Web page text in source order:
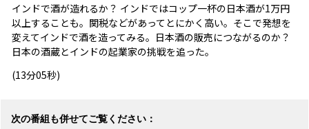
インドで酒が造れるか？ インドではコップ一杯の日本酒が1万円
以上することも。関税などがあってとにかく高い。そこで発想を
変えてインドで酒を造ってみる。日本酒の販売につながるのか？
日本の酒蔵とインドの起業家の挑戦を追った。
(13分05秒)
次の番組も併せてご覧ください：